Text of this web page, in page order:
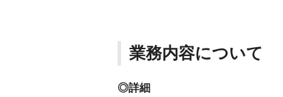
業務内容について
◎詳細